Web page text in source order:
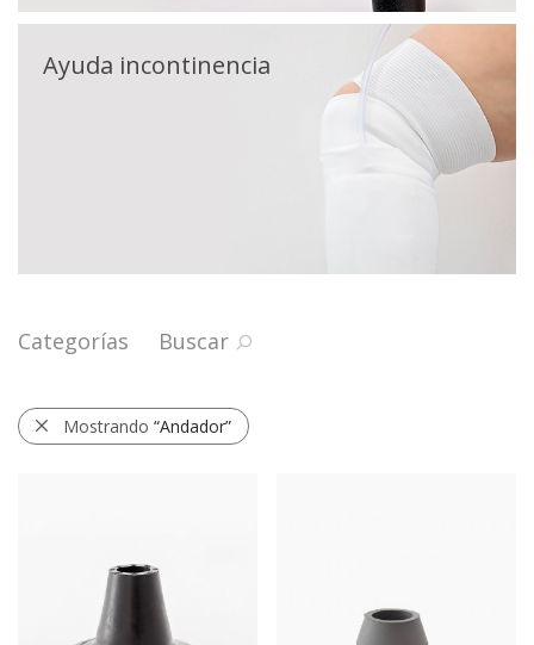
Ayuda incontinencia
Categorías Buscar
Mostrando “Andador”